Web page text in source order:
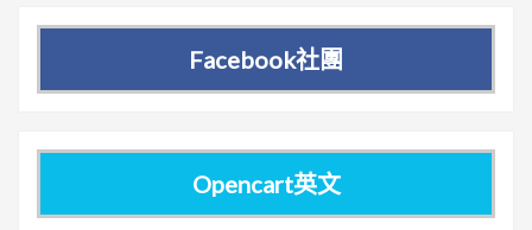
Facebook社團
Opencart英文